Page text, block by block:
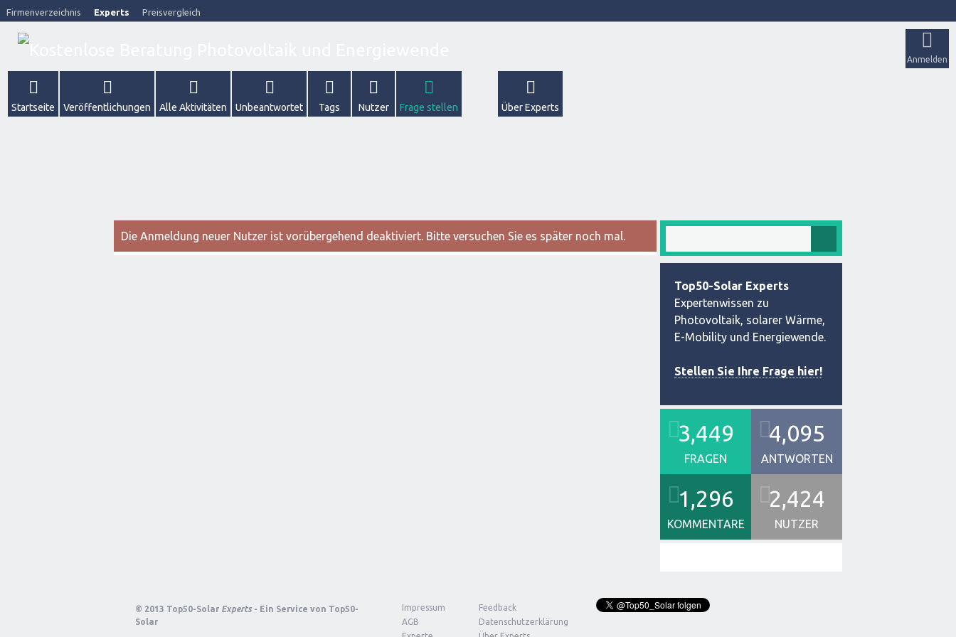
Firmenverzeichnis Experts Preisvergleich
Anmelden
Startseite Veröffentlichungen Alle Aktivitäten Unbeantwortet Tags Nutzer Frage stellen Über Experts
Die Anmeldung neuer Nutzer ist vorübergehend deaktiviert. Bitte versuchen Sie es später noch mal.
Top50-Solar Experts
Expertenwissen zu
Photovoltaik, solarer Wärme,
E-Mobility und Energiewende.
Stellen Sie Ihre Frage hier!
3,449
FRAGEN
4,095
ANTWORTEN
1,296
KOMMENTARE
2,424
NUTZER
© 2013 Top50-Solar Experts - Ein Service von Top50-
Solar
Impressum
Feedback
AGB
Datenschutzerklärung